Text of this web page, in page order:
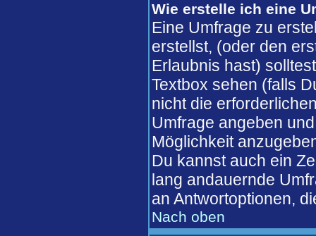
Wie erstelle ich eine
Eine Umfrage zu
erstellst, (oder den
Erlaubnis hast)
Textbox sehen (falls
nicht die
Umfrage angeben
Möglichkeit
Du kannst auch ein
lang andauernde
an Antwortoptionen,
Nach oben